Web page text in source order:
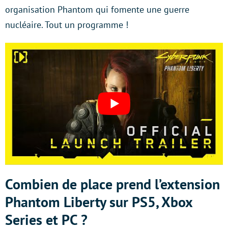
organisation Phantom qui fomente une guerre
nucléaire. Tout un programme !
Combien de place prend l’extension
Phantom Liberty sur PS5, Xbox
Series et PC ?